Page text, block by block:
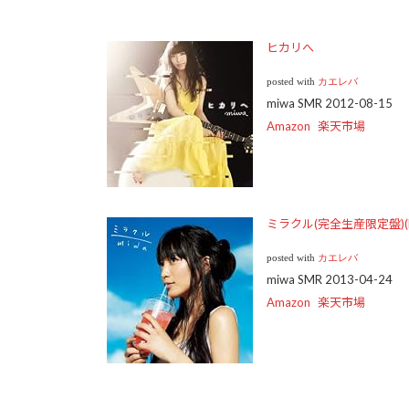
ヒカリへ
posted with カエレバ
miwa SMR 2012-08-15
Amazon 楽天市場
ミラクル(完全生産限定盤
posted with カエレバ
miwa SMR 2013-04-24
Amazon 楽天市場